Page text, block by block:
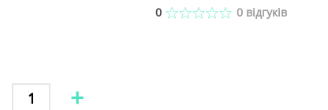
0 0 відгуків
+